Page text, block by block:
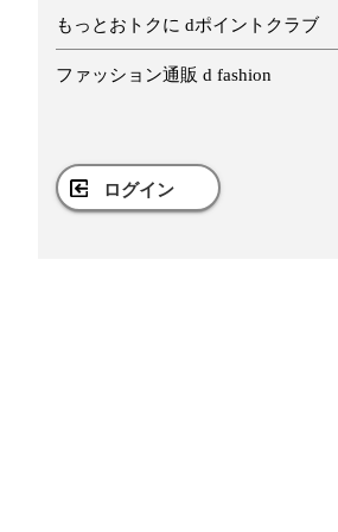
もっとおトクに dポイントクラブ
ファッション通販 d fashion
ログイン